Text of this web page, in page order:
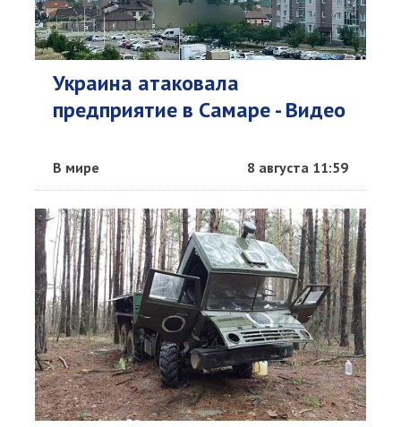
Украина атаковала
предприятие в Самаре - Видео
В мире 8 августа 11:59